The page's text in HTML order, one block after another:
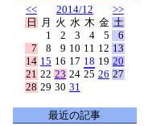
<<
2014/12
>>
日
月 火 水 木 金 土
1
2 3 4 5
6
7
8 9 10 11 12 13
14 15 16 17 18 19 20
21 22 23 24 25 26 27
28 29 30 31
最近の記事